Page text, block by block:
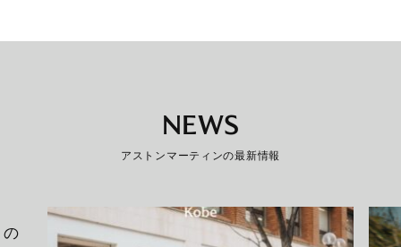
NEWS
アストンマーティンの最新情報